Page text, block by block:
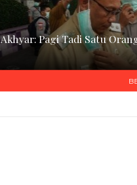
Akhyar: Pagi Tadi Satu